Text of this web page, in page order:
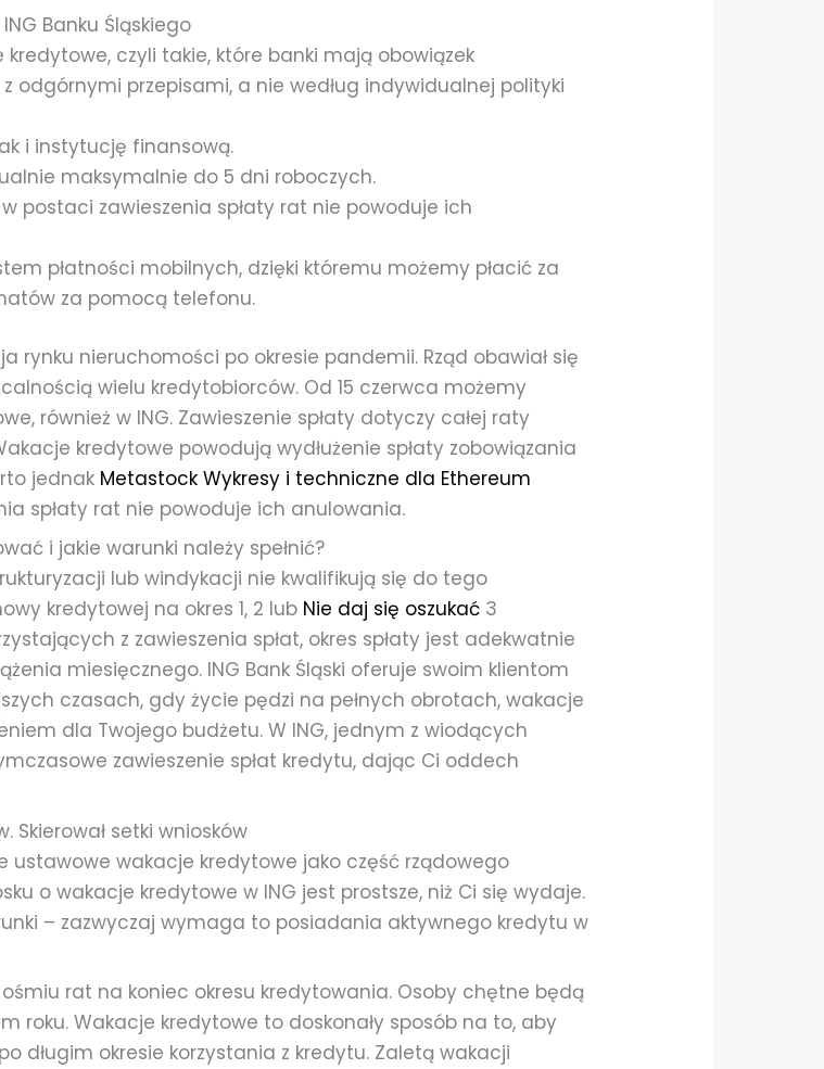
Banku Śląskiego
czyli takie, które banki mają obowiązek
odgórnymi przepisami, a nie według indywidualnej polityki
i instytucję finansową.
maksymalnie do 5 dni roboczych.
postaci zawieszenia spłaty rat nie powoduje ich
płatności mobilnych, dzięki któremu możemy płacić za
za pomocą telefonu.
rynku nieruchomości po okresie pandemii. Rząd obawiał się
wielu kredytobiorców. Od 15 czerwca możemy
również w ING. Zawieszenie spłaty dotyczy całej raty
kredytowe powodują wydłużenie spłaty zobowiązania
jednak Metastock Wykresy i techniczne dla Ethereum
spłaty rat nie powoduje ich anulowania.
i jakie warunki należy spełnić?
lub windykacji nie kwalifikują się do tego
kredytowej na okres 1, 2 lub Nie daj się oszukać 3
z zawieszenia spłat, okres spłaty jest adekwatnie
miesięcznego. ING Bank Śląski oferuje swoim klientom
czasach, gdy życie pędzi na pełnych obrotach, wakacje
dla Twojego budżetu. W ING, jednym z wiodących
zawieszenie spłat kredytu, dając Ci oddech
Skierował setki wniosków
ustawowe wakacje kredytowe jako część rządowego
o wakacje kredytowe w ING jest prostsze, niż Ci się wydaje.
– zazwyczaj wymaga to posiadania aktywnego kredytu w
rat na koniec okresu kredytowania. Osoby chętne będą
roku. Wakacje kredytowe to doskonały sposób na to, aby
długim okresie korzystania z kredytu. Zaletą wakacji